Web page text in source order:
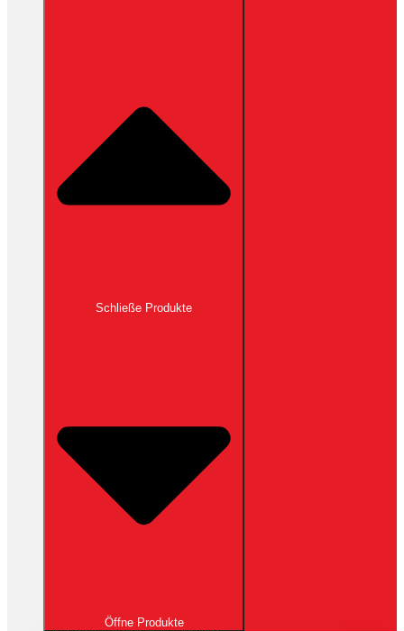
Schließe Produkte
Öffne Produkte